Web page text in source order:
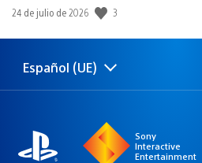
Fecha
publicación:
24 de julio de 2026 3
Selecciona
una
Región
actual:
Español (UE)
Sony
Interactive
Entertainment